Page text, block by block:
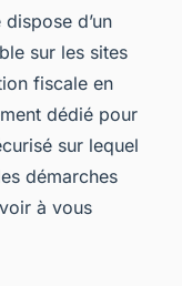
d’un
sur les sites
fiscale en
dédié pour
sur lequel
démarches
à vous